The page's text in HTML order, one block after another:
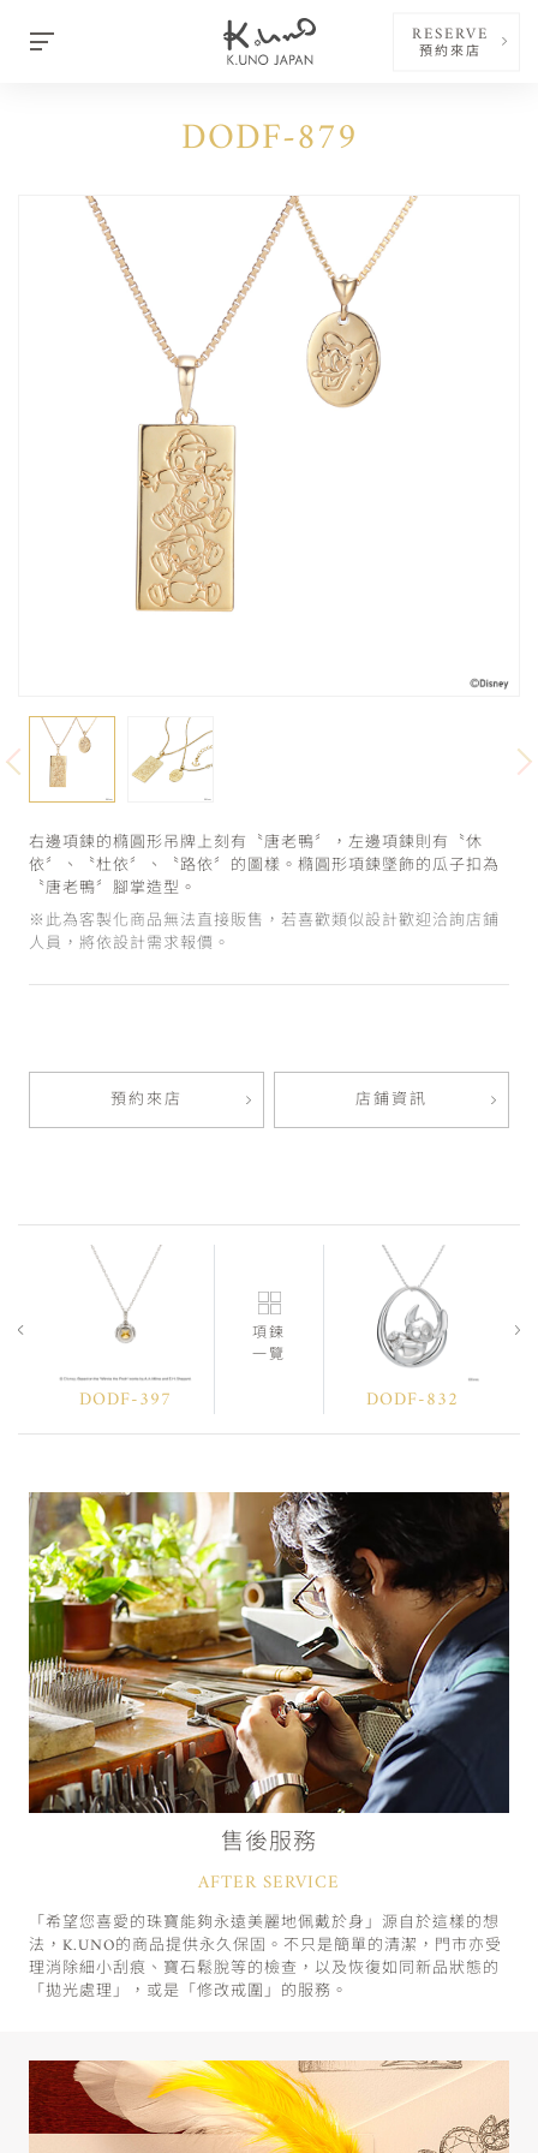
RESERVE
預約來店
DODF-879
右邊項鍊的橢圓形吊牌上刻有〝唐老鴨〞，左邊項鍊則有〝休
依〞、〝杜依〞、〝路依〞的圖樣。橢圓形項鍊墜飾的瓜子扣為
〝唐老鴨〞腳掌造型。
※此為客製化商品無法直接販售，若喜歡類似設計歡迎洽詢店鋪
人員，將依設計需求報價。
預約來店 店鋪資訊
DODF-397
項鍊
一覽
DODF-832
售後服務
AFTER SERVICE
「希望您喜愛的珠寶能夠永遠美麗地佩戴於身」源自於這樣的想
法，K.UNO的商品提供永久保固。不只是簡單的清潔，門市亦受
理消除細小刮痕、寶石鬆脫等的檢查，以及恢復如同新品狀態的
「拋光處理」，或是「修改戒圍」的服務。